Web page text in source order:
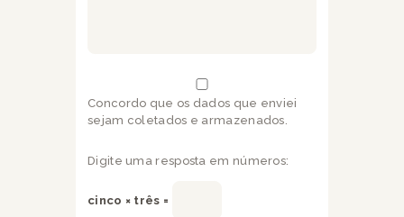
Concordo que os dados que enviei
sejam coletados e armazenados.
Digite uma resposta em números:
cinco × três =